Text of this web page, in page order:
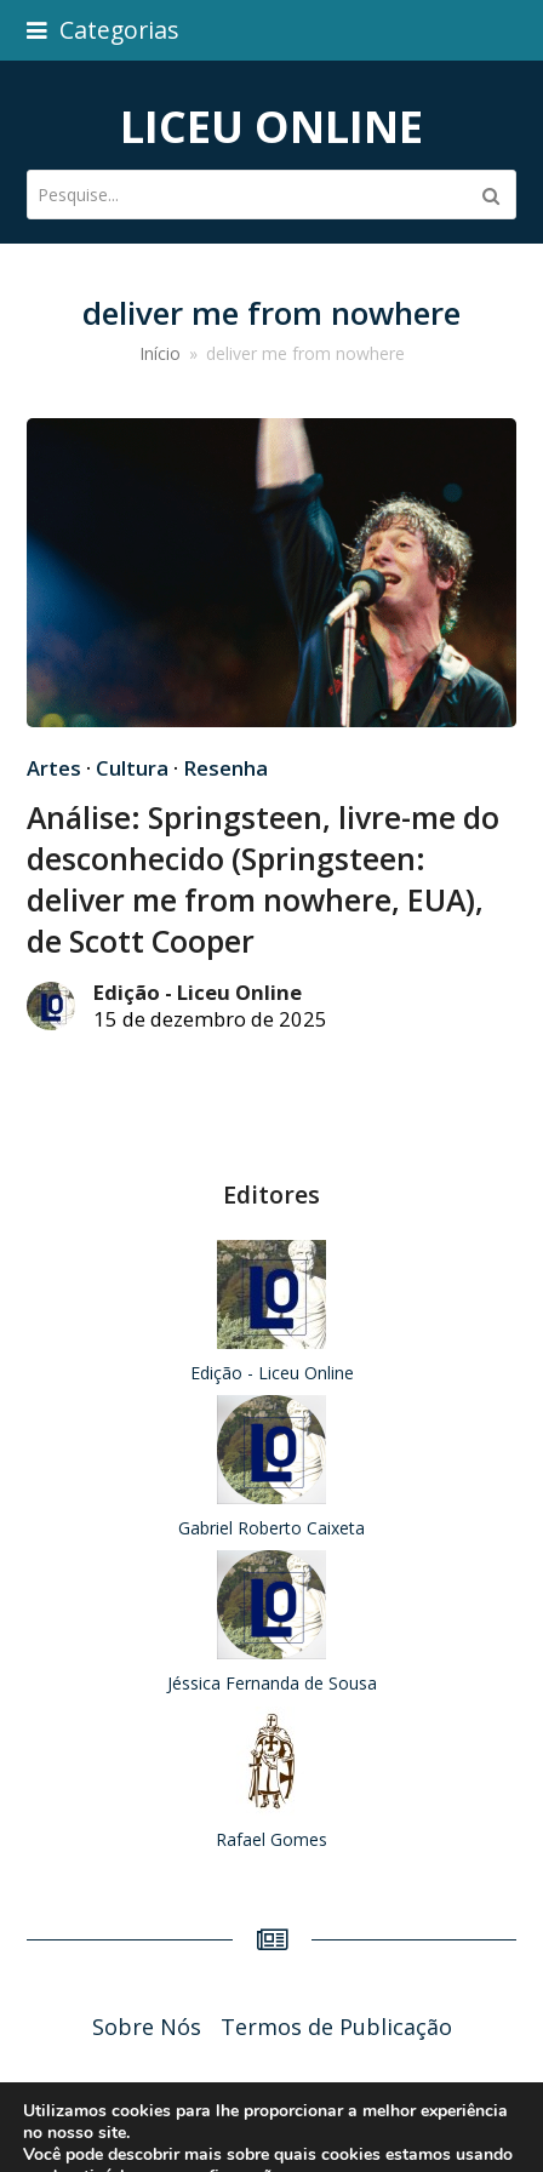
Categorias
LICEU ONLINE
Pesquise...
deliver me from nowhere
Início » deliver me from nowhere
Artes · Cultura · Resenha
Análise: Springsteen, livre-me do
desconhecido (Springsteen:
deliver me from nowhere, EUA),
de Scott Cooper
Edição - Liceu Online
15 de dezembro de 2025
Editores
Edição - Liceu Online
Gabriel Roberto Caixeta
Jéssica Fernanda de Sousa
Rafael Gomes
Sobre Nós Termos de Publicação
Liceu Online 2026 - Política de Privacidade
Utilizamos cookies para lhe proporcionar a melhor experiência
no nosso site.
Você pode descobrir mais sobre quais cookies estamos usando